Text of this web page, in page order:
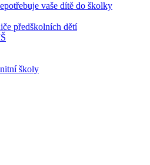
vaše dítě do školky
předškolních dětí
školy